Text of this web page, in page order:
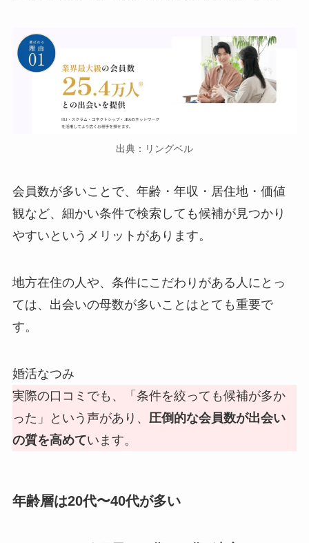
出典：リングベル
会員数が多いことで、年齢・年収・居住地・価値
観など、細かい条件で検索しても候補が見つかり
やすいというメリットがあります。
地方在住の人や、条件にこだわりがある人にとっ
ては、出会いの母数が多いことはとても重要で
す。
婚活なつみ
実際の口コミでも、「条件を絞っても候補が多か
った」という声があり、 圧倒的な会員数が出会い
の質を高めています。
年齢層は20代〜40代が多い